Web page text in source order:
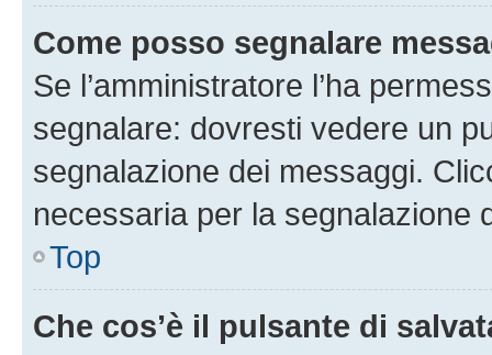
Come posso segnalare
Se l’amministratore l’ha
segnalare: dovresti vedere un
segnalazione dei messaggi.
necessaria per la segnalazione
Top
Che cos’è il pulsante di